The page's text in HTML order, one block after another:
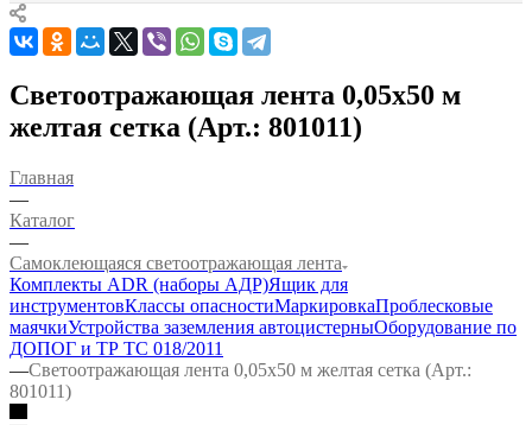
Светоотражающая лента 0,05х50 м
желтая сетка (Арт.: 801011)
Главная
—
Каталог
—
Самоклеющаяся светоотражающая лента
Комплекты ADR (наборы АДР)Ящик для
инструментовКлассы опасностиМаркировкаПроблесковые
маячкиУстройства заземления автоцистерныОборудование по
ДОПОГ и ТР ТС 018/2011
—Светоотражающая лента 0,05х50 м желтая сетка (Арт.:
801011)